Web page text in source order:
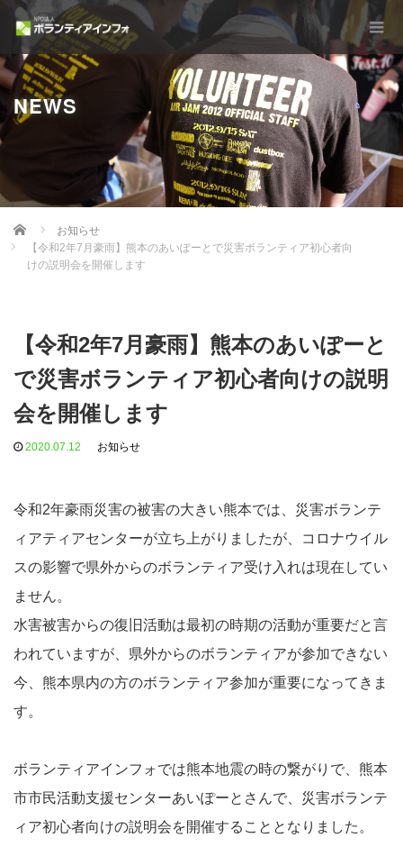
NEWS
Home
お知らせ
【令和2年7月豪雨】熊本のあいぽーとで災害ボランティア初心者向
けの説明会を開催します
【令和2年7月豪雨】熊本のあいぽーと
で災害ボランティア初心者向けの説明
会を開催します
2020.07.12 お知らせ
令和2年豪雨災害の被害の大きい熊本では、災害ボランテ
ィアティアセンターが立ち上がりましたが、コロナウイル
スの影響で県外からのボランティア受け入れは現在してい
ません。
水害被害からの復旧活動は最初の時期の活動が重要だと言
われていますが、県外からのボランティアが参加できない
今、熊本県内の方のボランティア参加が重要になってきま
す。
ボランティアインフォでは熊本地震の時の繋がりで、熊本
市市民活動支援センターあいぽーとさんで、災害ボランテ
ィア初心者向けの説明会を開催することとなりました。